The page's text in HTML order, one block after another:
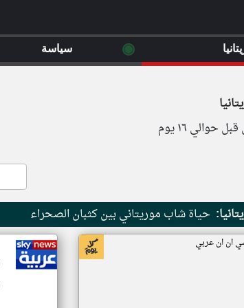
حوالي ١٦ يوم
حياة شاب موريتاني بين كثبان الصحراء
ان ان عربي
◉ سياسة